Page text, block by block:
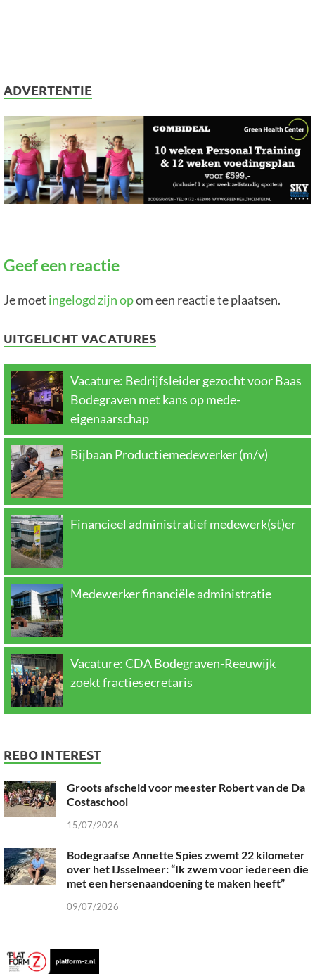
ADVERTENTIE
Geef een reactie
Je moet ingelogd zijn opom een reactie te plaatsen.
UITGELICHT VACATURES
Vacature: Bedrijfsleider gezocht voor Baas
Bodegraven met kans op mede-
eigenaarschap
Bijbaan Productiemedewerker (m/v)
Financieel administratief medewerk(st)er
Medewerker financiële administratie
Vacature: CDA Bodegraven-Reeuwijk
zoekt fractiesecretaris
REBO INTEREST
Groots afscheid voor meester Robert van de Da
Costaschool
15/07/2026
Bodegraafse Annette Spies zwemt 22 kilometer
over het IJsselmeer: “Ik zwem voor iedereen die
met een hersenaandoening te maken heeft”
09/07/2026